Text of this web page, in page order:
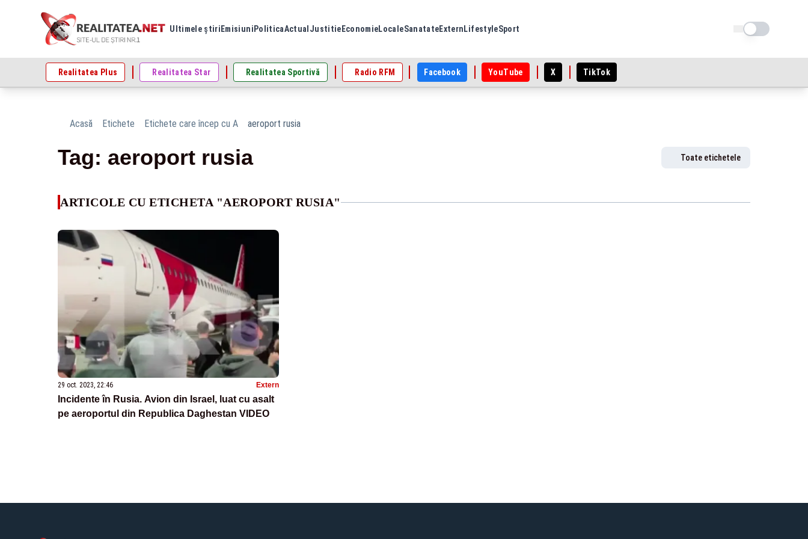
Ultimele știri Emisiuni PoliticaActual Justitie EconomieLocaleSanatateExtern LifestyleSport Schimba tema
Realitatea Plus Realitatea Star Realitatea Sportivă Radio RFM Facebook YouTube X TikTok
Acasă Etichete Etichete care încep cu A aeroport rusia
Tag: aeroport rusia Toate etichetele
ARTICOLE CU ETICHETA "AEROPORT RUSIA"
29 oct. 2023, 22:46 Extern
Incidente în Rusia. Avion din Israel, luat cu asalt
pe aeroportul din Republica Daghestan VIDEO